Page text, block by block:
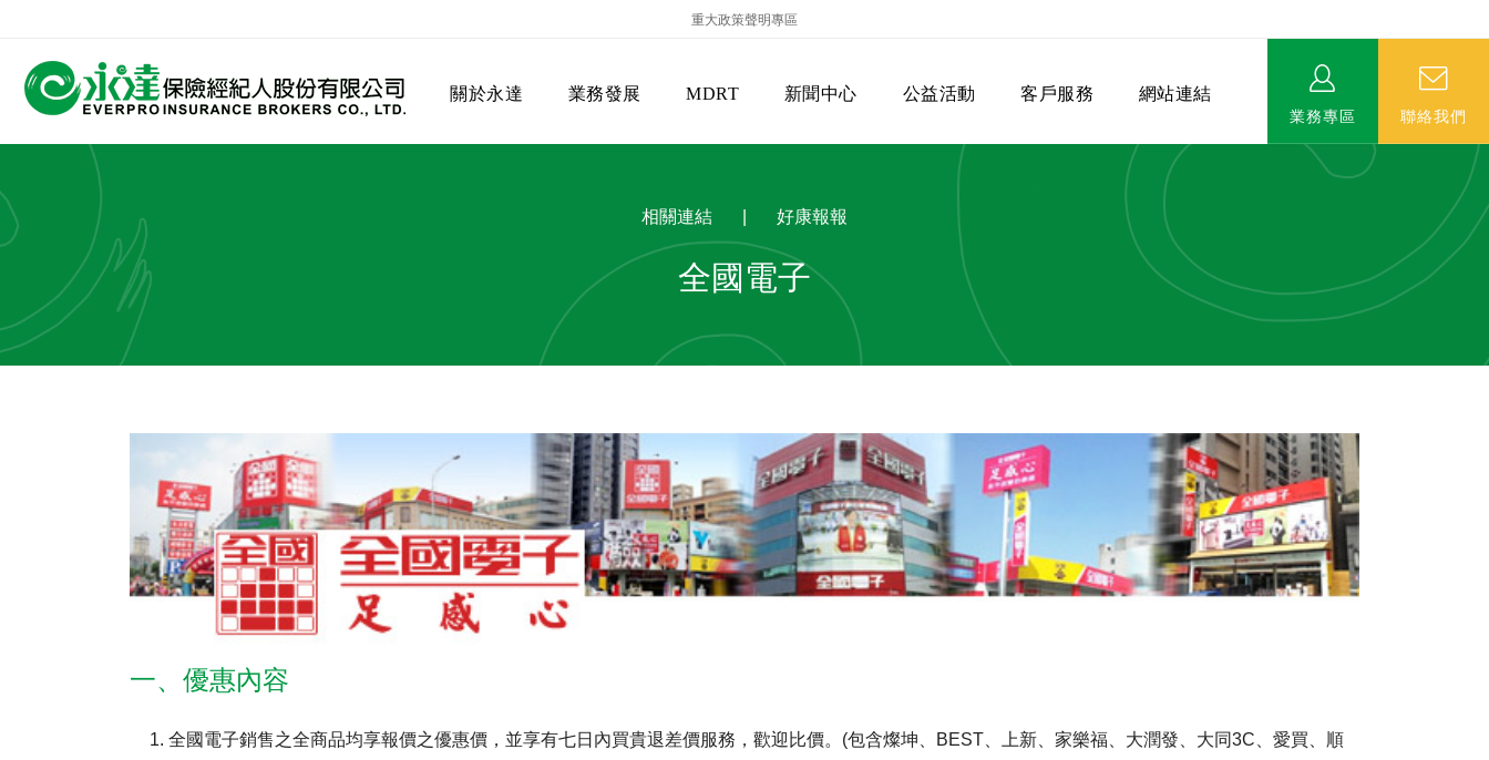
重大政策聲明專區
關於永達
財務資訊 電子書刊
業務發展
競賽獎勵
MDRT
MDRT專刊
新聞中心 公益活動 客戶服務
金融友善服務措施
網站連結
好康報報 洗錢防制暨打擊資恐
業務專區 聯絡我們
相關連結 好康報報
全國電子
一、優惠內容
1. 全國電子銷售之全商品均享報價之優惠價，並享有七日內買貴退差價服務，歡迎比價。(包含燦坤、BEST、上新、家樂福、大潤發、大同3C、愛買、順